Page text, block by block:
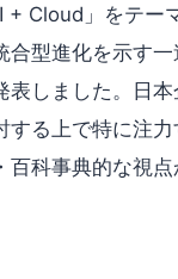
+ Cloud」をテー
合型進化を示す
表しました。日
する上で特に注
百科事典的な視点